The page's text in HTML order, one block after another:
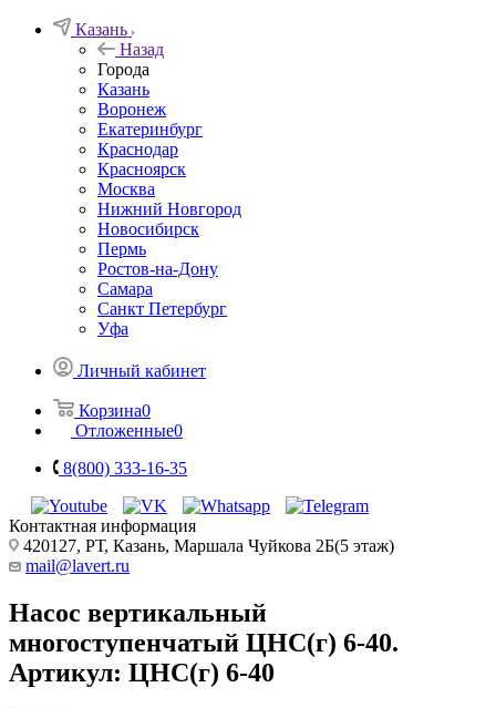
Казань
Назад
Города
Казань
Воронеж
Екатеринбург
Краснодар
Красноярск
Москва
Нижний Новгород
Новосибирск
Пермь
Ростов-на-Дону
Самара
Санкт Петербург
Уфа
Личный кабинет
Корзина0
Отложенные0
8(800) 333-16-35
Контактная информация
420127, РТ, Казань, Маршала Чуйкова 2Б(5 этаж)
mail@lavert.ru
Насос вертикальный
многоступенчатый ЦНС(г) 6-40.
Артикул: ЦНС(г) 6-40